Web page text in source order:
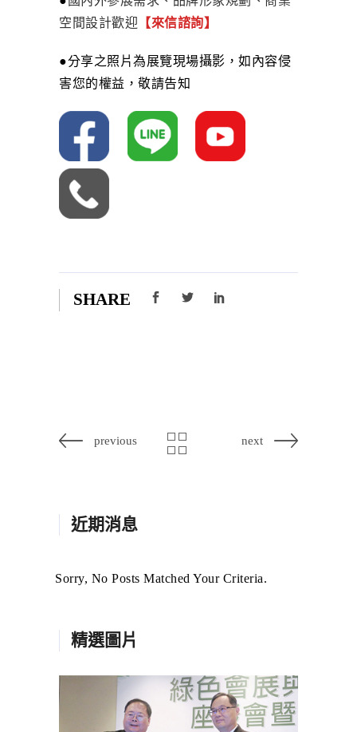
空間設計歡迎 【來信諮詢】
●分享之照片為展覽現場攝影，如內容侵
害您的權益，敬請告知
SHARE
previous next
近期消息
Sorry, No Posts Matched Your Criteria.
精選圖片